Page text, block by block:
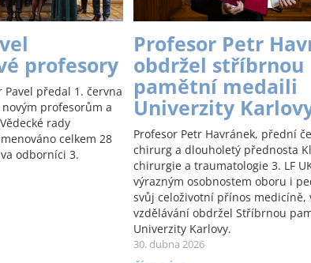
profesory
předal 1. června
profesorům a
rady
celkem 28
odborníci 3.
Profesor Petr
obdržel stříbrnou
pamětní medaili
Univerzity
Profesor Petr Havránek, přední
chirurg a dlouholetý přednosta
chirurgie a traumatologie 3. LF
výrazným osobnostem oboru i
svůj celoživotní přínos medicíně,
vzdělávání obdržel Stříbrnou
Univerzity Karlovy.
30. dubna 2026